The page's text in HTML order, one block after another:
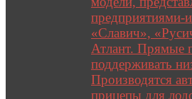
предприятиями-
«Славич»,
Атлант. Прямые
поддерживать
Производятся
прицепы для